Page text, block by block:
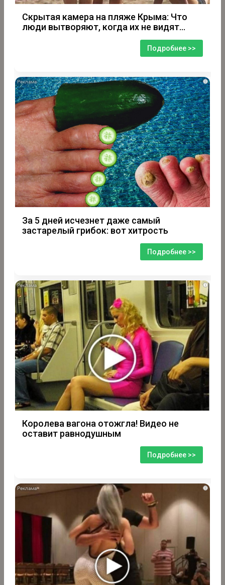
Скрытая камера на пляже Крыма: Что
люди вытворяют, когда их не видят...
Подробнее >>
i
За 5 дней исчезнет даже самый
застарелый грибок: вот хитрость
Подробнее >>
i
Королева вагона отожгла! Видео не
оставит равнодушным
Подробнее >>
i